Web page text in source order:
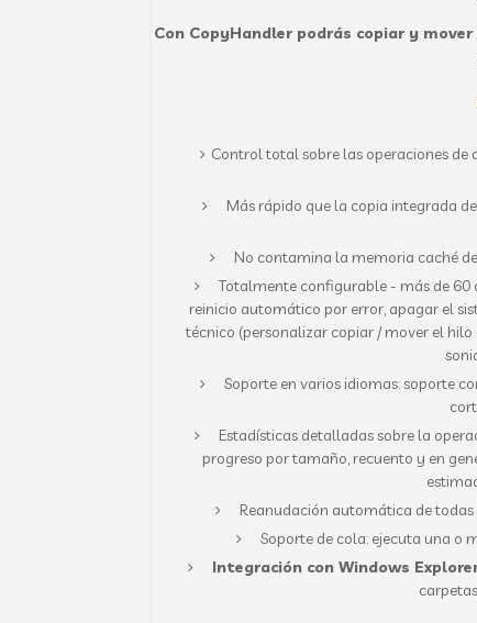
Con CopyHandler podrás copiar y
Control total sobre las operaciones de
Más rápido que la copia integrada
No contamina la memoria caché
Totalmente configurable - más de 60
reinicio automático por error, apagar el
técnico (personalizar copiar / mover el
Soporte en varios idiomas: soporte
Estadísticas detalladas sobre la
progreso por tamaño, recuento y en
Reanudación automática de todas
Soporte de cola: ejecuta una o
Integración con Windows